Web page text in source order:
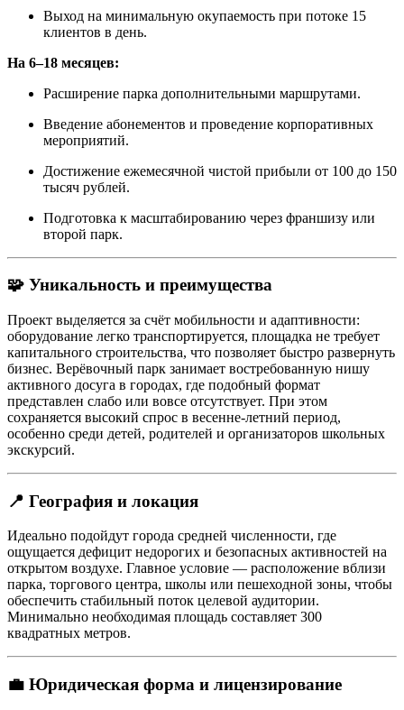
Выход на минимальную окупаемость при потоке 15
клиентов в день.
На 6–18 месяцев:
Расширение парка дополнительными маршрутами.
Введение абонементов и проведение корпоративных
мероприятий.
Достижение ежемесячной чистой прибыли от 100 до 150
тысяч рублей.
Подготовка к масштабированию через франшизу или
второй парк.
🧩 Уникальность и преимущества
Проект выделяется за счёт мобильности и адаптивности:
оборудование легко транспортируется, площадка не требует
капитального строительства, что позволяет быстро развернуть
бизнес. Верёвочный парк занимает востребованную нишу
активного досуга в городах, где подобный формат
представлен слабо или вовсе отсутствует. При этом
сохраняется высокий спрос в весенне-летний период,
особенно среди детей, родителей и организаторов школьных
экскурсий.
📍 География и локация
Идеально подойдут города средней численности, где
ощущается дефицит недорогих и безопасных активностей на
открытом воздухе. Главное условие — расположение вблизи
парка, торгового центра, школы или пешеходной зоны, чтобы
обеспечить стабильный поток целевой аудитории.
Минимально необходимая площадь составляет 300
квадратных метров.
💼 Юридическая форма и лицензирование